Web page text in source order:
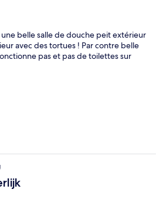
belle salle de douche peit extérieur
avec des tortues ! Par contre belle
pas et pas de toilettes sur